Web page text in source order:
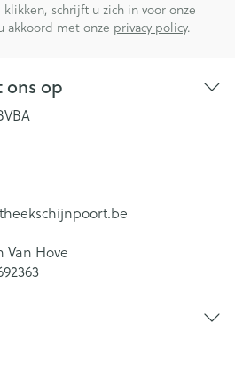
schrijft u zich in voor onze
akkoord met onze privacy policy.
ons op
Van Hove